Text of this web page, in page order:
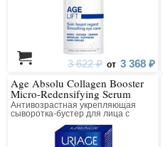
3 622 ₽ от 3 368 ₽
Age Absolu Collagen Booster
Micro-Redensifying Serum
Антивозрастная укрепляющая
сыворотка-бустер для лица с